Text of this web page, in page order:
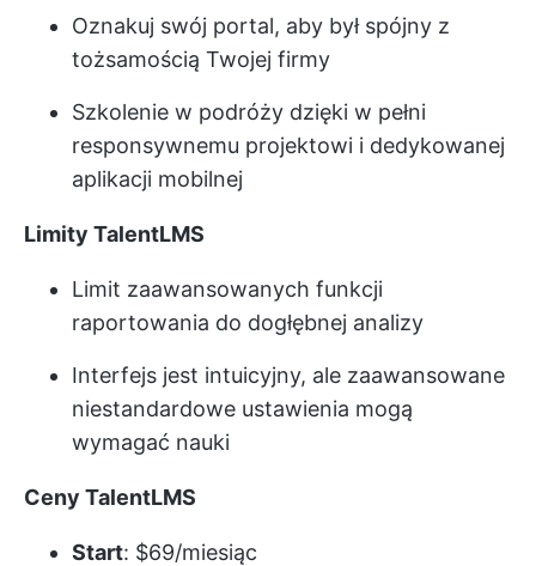
Oznakuj swój portal, aby był spójny z
tożsamością Twojej firmy
Szkolenie w podróży dzięki w pełni
responsywnemu projektowi i dedykowanej
aplikacji mobilnej
Limity TalentLMS
Limit zaawansowanych funkcji
raportowania do dogłębnej analizy
Interfejs jest intuicyjny, ale zaawansowane
niestandardowe ustawienia mogą
wymagać nauki
Ceny TalentLMS
Start: $69/miesiąc